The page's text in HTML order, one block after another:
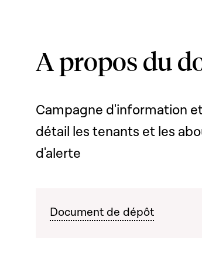
A propos du
Campagne d'information
détail les tenants et les
d'alerte
Document de dépôt